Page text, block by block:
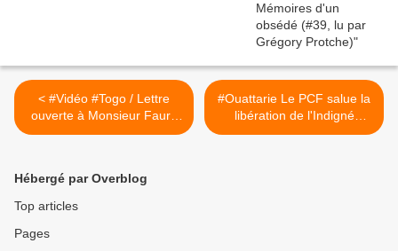
< #Vidéo #Togo / Lettre
ouverte à Monsieur Faure
Essozimna Gnassingbé, par
#Ouattarie Le PCF salue la
libération de l'Indigné
Samba David >
Hébergé par Overblog
Top articles
Pages